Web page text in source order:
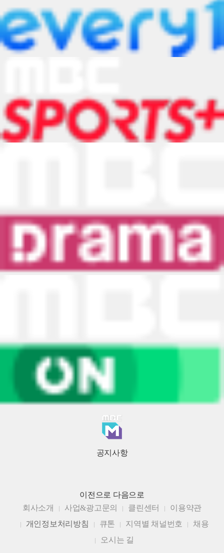
공지사항
이전으로 다음으로
회사소개
사업&광고문의 클린센터
이용약관
개인정보처리방침
큐톤 지역별 채널번호
채용
오시는 길